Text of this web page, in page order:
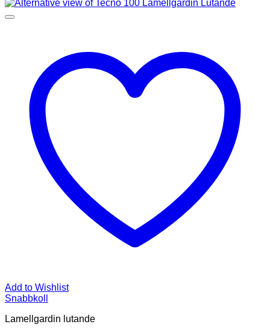
Add to Wishlist
Snabbkoll
Lamellgardin lutande